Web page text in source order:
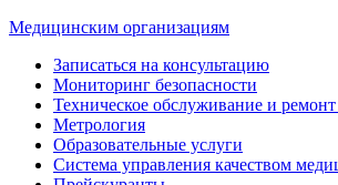
Медицинским организациям
Записаться на консультацию
Мониторинг безопасности
Техническое обслуживание и
Метрология
Образовательные услуги
Система управления качеством